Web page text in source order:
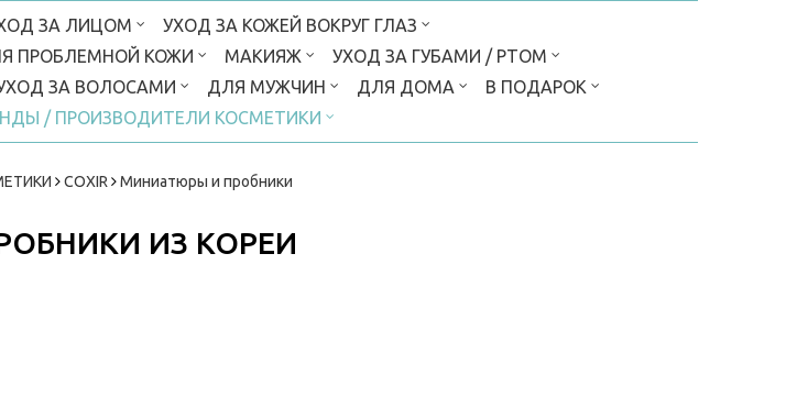
ЗА ЛИЦОМ
УХОД ЗА КОЖЕЙ ВОКРУГ ГЛАЗ
ПРОБЛЕМНОЙ КОЖИ МАКИЯЖ
УХОД ЗА ГУБАМИ / РТОМ
ЗА ВОЛОСАМИ ДЛЯ МУЖЧИН ДЛЯ ДОМА
В ПОДАРОК
/ ПРОИЗВОДИТЕЛИ КОСМЕТИКИ
COXIR Миниатюры и пробники
ИЗ КОРЕИ